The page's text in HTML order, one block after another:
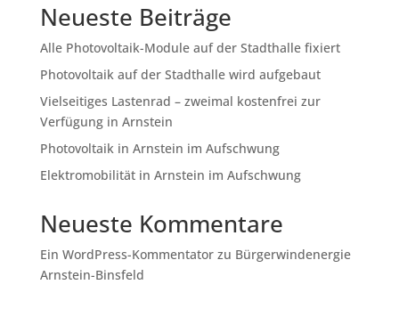
Neueste Beiträge
Alle Photovoltaik-Module auf der Stadthalle fixiert
Photovoltaik auf der Stadthalle wird aufgebaut
Vielseitiges Lastenrad – zweimal kostenfrei zur
Verfügung in Arnstein
Photovoltaik in Arnstein im Aufschwung
Elektromobilität in Arnstein im Aufschwung
Neueste Kommentare
Ein WordPress-Kommentatorzu Bürgerwindenergie
Arnstein-Binsfeld